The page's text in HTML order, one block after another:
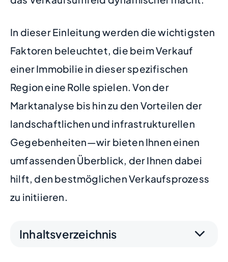
In dieser Einleitung werden die wichtigsten
Faktoren beleuchtet, die beim Verkauf
einer Immobilie in dieser spezifischen
Region eine Rolle spielen. Von der
Marktanalyse bis hin zu den Vorteilen der
landschaftlichen und infrastrukturellen
Gegebenheiten—wir bieten Ihnen einen
umfassenden Überblick, der Ihnen dabei
hilft, den bestmöglichen Verkaufsprozess
zu initiieren.
Inhaltsverzeichnis